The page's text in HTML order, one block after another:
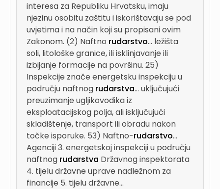
interesa za Republiku Hrvatsku, imaju
njezinu osobitu zaštitu i iskorištavaju se pod
uvjetima i na način koji su propisani ovim
Zakonom. (2) Naftno rudarstvo... ležišta
soli, litološke granice, ili isklinjavanje ili
izbijanje formacije na površinu. 25)
Inspekcije znače energetsku inspekciju u
području naftnog rudarstva... uključujući
preuzimanje ugljikovodika iz
eksploatacijskog polja, ali isključujući
skladištenje, transport ili obradu nakon
točke isporuke. 53) Naftno-rudarstvo...
Agenciji 3. energetskoj inspekciji u području
naftnog rudarstva Državnog inspektorata
4. tijelu državne uprave nadležnom za
financije 5. tijelu državne...